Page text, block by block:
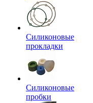
Силиконовые
прокладки
Силиконовые
пробки